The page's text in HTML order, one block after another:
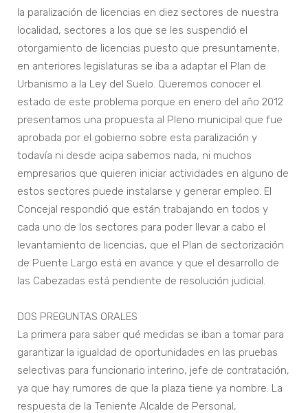
la paralización de licencias en diez sectores de nuestra
localidad, sectores a los que se les suspendió el
otorgamiento de licencias puesto que presuntamente,
en anteriores legislaturas se iba a adaptar el Plan de
Urbanismo a la Ley del Suelo. Queremos conocer el
estado de este problema porque en enero del año 2012
presentamos una propuesta al Pleno municipal que fue
aprobada por el gobierno sobre esta paralización y
todavía ni desde acipa sabemos nada, ni muchos
empresarios que quieren iniciar actividades en alguno de
estos sectores puede instalarse y generar empleo. El
Concejal respondió que están trabajando en todos y
cada uno de los sectores para poder llevar a cabo el
levantamiento de licencias, que el Plan de sectorización
de Puente Largo está en avance y que el desarrollo de
las Cabezadas está pendiente de resolución judicial.
DOS PREGUNTAS ORALES
La primera para saber qué medidas se iban a tomar para
garantizar la igualdad de oportunidades en las pruebas
selectivas para funcionario interino, jefe de contratación,
ya que hay rumores de que la plaza tiene ya nombre. La
respuesta de la Teniente Alcalde de Personal,